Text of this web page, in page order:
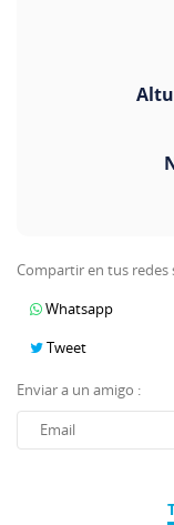
Compartir en tus redes
Whatsapp
Tweet
Enviar a un amigo :